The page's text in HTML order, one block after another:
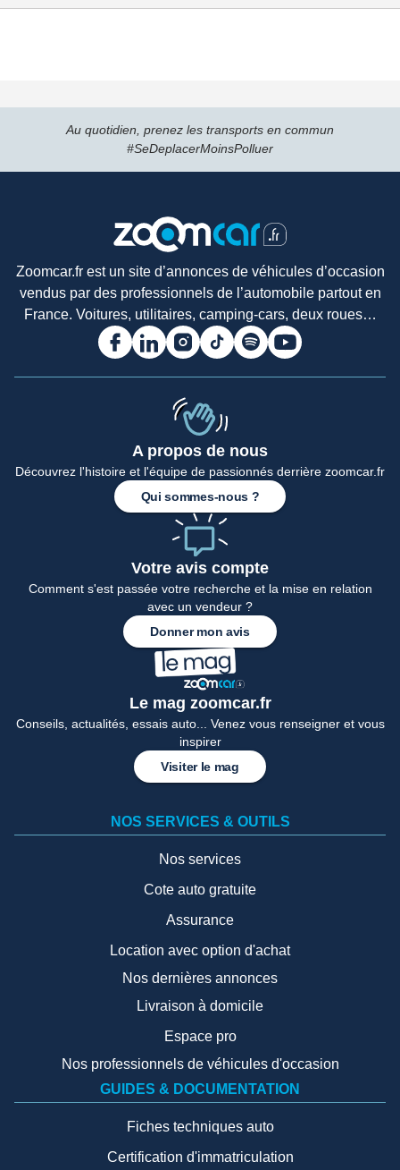
Au quotidien, prenez les transports en commun
#SeDeplacerMoinsPolluer
Zoomcar.fr est un site d’annonces de véhicules d’occasion
vendus par des professionnels de l’automobile partout en
France. Voitures, utilitaires, camping-cars, deux roues…
A propos de nous
Découvrez l'histoire et l'équipe de passionnés derrière zoomcar.fr
Qui sommes-nous ?
Votre avis compte
Comment s'est passée votre recherche et la mise en relation
avec un vendeur ?
Donner mon avis
Le mag zoomcar.fr
Conseils, actualités, essais auto... Venez vous renseigner et vous
inspirer
Visiter le mag
NOS SERVICES & OUTILS
Nos services
Cote auto gratuite
Assurance
Location avec option d'achat
Nos dernières annonces
Livraison à domicile
Espace pro
Nos professionnels de véhicules d'occasion
GUIDES & DOCUMENTATION
Fiches techniques auto
Certification d'immatriculation